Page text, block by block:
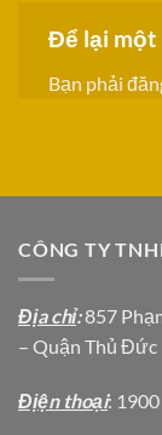
Để lại một
Bạn phải
CÔNG TY
Địa chỉ:857
– Quận Thủ Đức
Địện thoại: